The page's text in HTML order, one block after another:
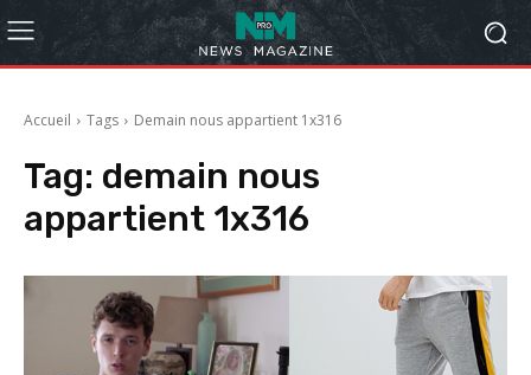
Accueil Tags Demain nous appartient 1x316
Tag: demain nous
appartient 1x316